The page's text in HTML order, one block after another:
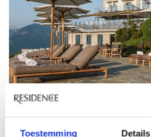
Toestemming Details